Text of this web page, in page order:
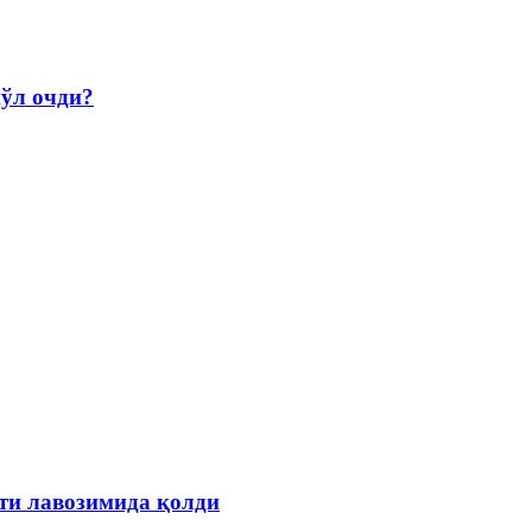
очди?
лавозимида қолди